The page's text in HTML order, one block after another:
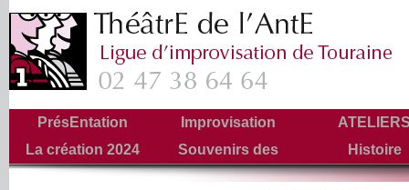
PrésEntation Improvisation
La création 2024
Souvenirs des
Tournées
Histoire